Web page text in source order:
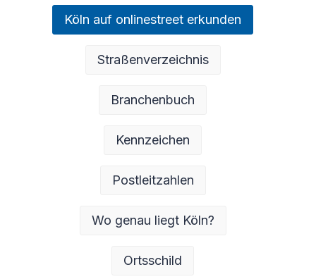
Köln auf onlinestreet erkunden
Straßenverzeichnis
Branchenbuch
Kennzeichen
Postleitzahlen
Wo genau liegt Köln?
Ortsschild